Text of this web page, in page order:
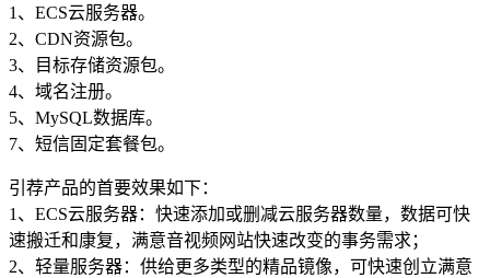
1、ECS云服务器。
2、CDN资源包。
3、目标存储资源包。
4、域名注册。
5、MySQL数据库。
7、短信固定套餐包。
引荐产品的首要效果如下：
1、ECS云服务器：快速添加或删减云服务器数量，数据可快
速搬迁和康复，满意音视频网站快速改变的事务需求；
2、轻量服务器：供给更多类型的精品镜像，可快速创立满意